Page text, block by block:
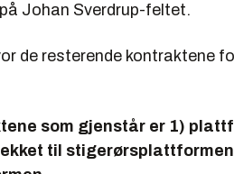
Johan Sverdrup-feltet.
de resterende kontraktene
som gjenstår er 1)
til stigerørsplattformen